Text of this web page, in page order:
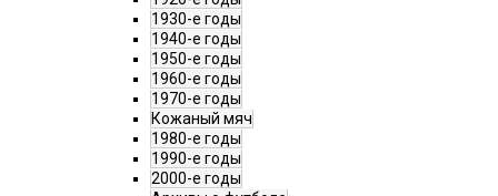
1930-е годы
1940-е годы
1950-е годы
1960-е годы
1970-е годы
Кожаный мяч
1980-е годы
1990-е годы
2000-е годы